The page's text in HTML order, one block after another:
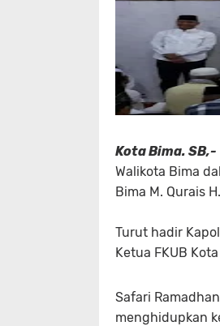
Kota Bima. SB,-
Walikota Bima
Bima M. Qurais
Turut hadir
Ketua FKUB
Safari
menghidupkan